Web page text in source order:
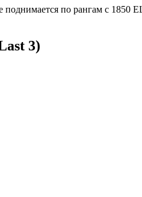
поднимается по рангам с
3)